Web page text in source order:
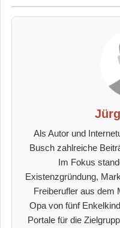
Als Autor und
Busch zahlreiche
Im Fokus
Existenzgründung,
Freiberufler aus dem
Opa von fünf
Portale für die